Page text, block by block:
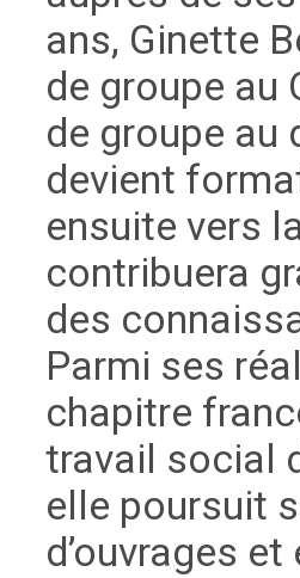
ans, Ginette
de groupe au
de groupe au
devient
ensuite vers
contribuera
des
Parmi ses
chapitre
travail social
elle poursuit
d’ouvrages